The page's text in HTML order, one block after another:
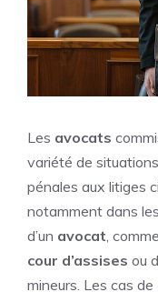
Les avocats
variété de
pénales aux litiges
notamment dans
d’un avocat,
cour d’assises ou
mineurs. Les cas de